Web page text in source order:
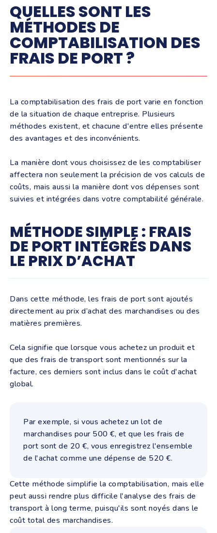
QUELLES SONT LES
MÉTHODES DE
COMPTABILISATION DES
FRAIS DE PORT ?
La comptabilisation des frais de port varie en fonction
de la situation de chaque entreprise. Plusieurs
méthodes existent, et chacune d'entre elles présente
des avantages et des inconvénients.
La manière dont vous choisissez de les comptabiliser
affectera non seulement la précision de vos calculs de
coûts, mais aussi la manière dont vos dépenses sont
suivies et intégrées dans votre comptabilité générale.
MÉTHODE SIMPLE : FRAIS
DE PORT INTÉGRÉS DANS
LE PRIX D’ACHAT
Dans cette méthode, les frais de port sont ajoutés
directement au prix d’achat des marchandises ou des
matières premières.
Cela signifie que lorsque vous achetez un produit et
que des frais de transport sont mentionnés sur la
facture, ces derniers sont inclus dans le coût d'achat
global.
Par exemple, si vous achetez un lot de
marchandises pour 500 €, et que les frais de
port sont de 20 €, vous enregistrez l'ensemble
de l'achat comme une dépense de 520 €.
Cette méthode simplifie la comptabilisation, mais elle
peut aussi rendre plus difficile l'analyse des frais de
transport à long terme, puisqu'ils sont noyés dans le
coût total des marchandises.